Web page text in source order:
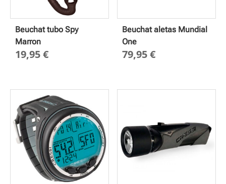
Beuchat tubo Spy
Marron
19,95€
Beuchat aletas Mundial
One
79,95€